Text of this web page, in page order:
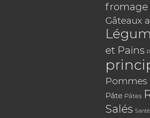
fromage
Gâteaux
et Pains
Pommes
Pâte Pâtes
Salés Santé